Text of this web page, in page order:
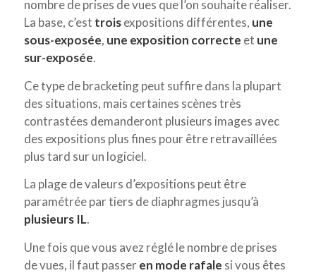
nombre de prises de vues que l’on souhaite réaliser.
La base, c’est troisexpositions différentes, une
sous-exposée, une exposition correcte et une
sur-exposée.
Ce type de bracketing peut suffire dans la plupart
des situations, mais certaines scènes très
contrastées demanderont plusieurs images avec
des expositions plus fines pour être retravaillées
plus tard sur un logiciel.
La plage de valeurs d’expositions peut être
paramétrée par tiers de diaphragmes jusqu’à
plusieurs IL.
Une fois que vous avez réglé le nombre de prises
de vues, il faut passeren mode rafale si vous êtes